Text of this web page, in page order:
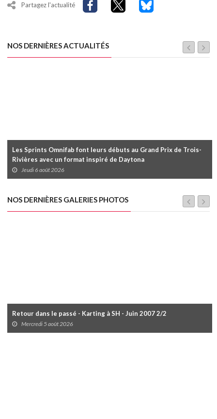
Partagez l'actualité
NOS DERNIÈRES ACTUALITÉS
Les Sprints Omnifab font leurs débuts au Grand Prix de Trois-
Rivières avec un format inspiré de Daytona
Jeudi 6 août 2026
NOS DERNIÈRES GALERIES PHOTOS
Retour dans le passé - Karting à SH - Juin 2007 2/2
Mercredi 5 août 2026